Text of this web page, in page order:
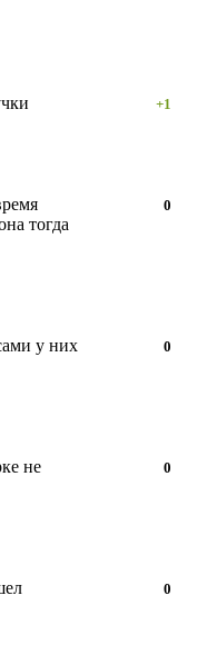
Нравится!
+1
Нравится!
0
тогда
Нравится!
0
у них
Нравится!
0
не
Нравится!
0